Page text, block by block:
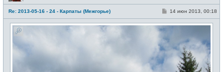
е
в
с
Re: 2013-05-16 - 24 - Карпаты (Межгорье)
С
о
14 июн 2013, 00:18